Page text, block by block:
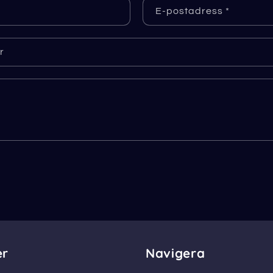
E-postadress *
Navigera